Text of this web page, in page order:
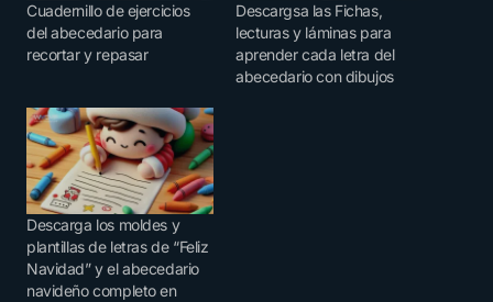
Cuadernillo de ejercicios
del abecedario para
recortar y repasar
Descargsa las Fichas,
lecturas y láminas para
aprender cada letra del
abecedario con dibujos
Descarga los moldes y
plantillas de letras de “Feliz
Navidad” y el abecedario
navideño completo en